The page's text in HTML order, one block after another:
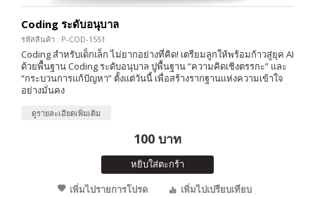
Coding ระดับอนุบาล
รหัสสินค้า : P-COD-1551
Coding สำหรับเด็กเล็ก ไม่ยากอย่างที่คิด! เตรียมลูกให้พร้อมก้าวสู่ยุค AI
ด้วยพื้นฐาน Coding ระดับอนุบาล ปูพื้นฐาน “ความคิดเชิงตรรกะ” และ
“กระบวนการแก้ปัญหา” ตั้งแต่วันนี้ เพื่อสร้างรากฐานแห่งความเข้าใจ
อย่างมั่นคง
ดูรายละเอียดเพิ่มเติม
100 บาท
หยิบใส่ตะกร้า
เพิ่มไปรายการโปรด
เพิ่มไปเปรียบเทียบ